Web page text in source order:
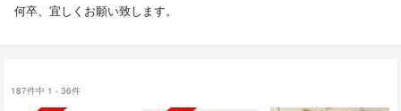
何卒、宜しくお願い致します。
187件中 1 - 36件